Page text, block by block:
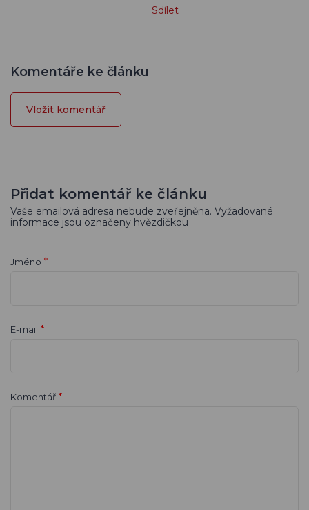
Sdílet
Komentáře ke článku
Vložit komentář
Přidat komentář ke článku
Vaše emailová adresa nebude zveřejněna. Vyžadované
informace jsou označeny hvězdičkou
Jméno *
E-mail *
Komentář *